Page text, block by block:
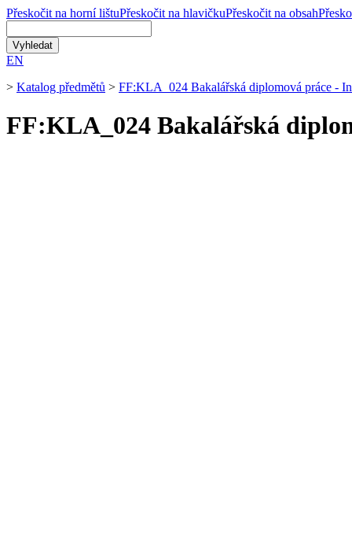
Přeskočit na horní lištuPřeskočit na hlavičkuPřeskočit na obsah
EN
> Katalog předmětů > FF:KLA_024 Bakalářská diplomová práce -
FF:KLA_024 Bakalářská